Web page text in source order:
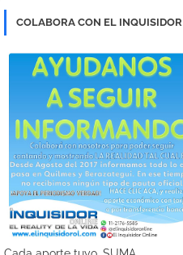
COLABORA CON EL INQUISIDOR